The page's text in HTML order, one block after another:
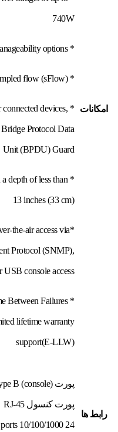
امکانات
740W
* CLI and/or intuitive web UI manageability options
* Network monitoring through sampled flow (sFlow)
devices,
Protocol Data
Unit (BPDU) Guard
depth of less than
13 inches (33 cm)
the-air access via
Protocol (SNMP),
USB console access
Between Failures
lifetime warranty
support(E-LLW)
رابط ها
پورت USB mini-Type B (console)
پورت کنسول RJ-45
24 10/100/1000 PoE+ ports